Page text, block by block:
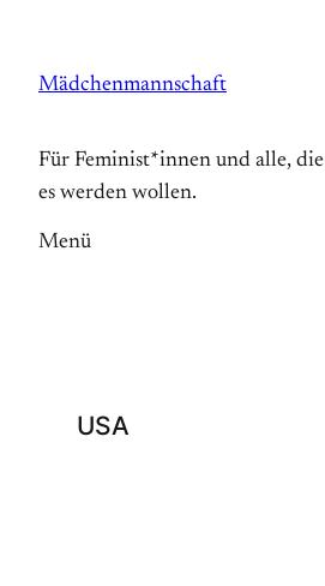
springen
Mädchenmannschaft
Für Feminist*innen und alle, die
es werden wollen.
Menü
USA